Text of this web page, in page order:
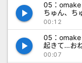
play_arrow
05：
ちゅん、ち
いかな…っ
00:12
play_arrow
05：
起きて…お
00:07